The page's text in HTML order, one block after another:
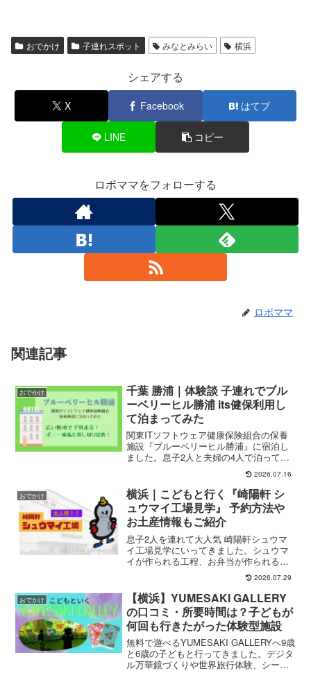
おでかけ 子連れスポット みなとみらい 横浜
シェアする
X Facebook はてブ
LINE コピー
ロボママをフォローする
ロボママ
関連記事
おでかけ
千葉 勝浦｜体験談 子連れでブル
ーベリーヒル勝浦 its健保利用し
て泊まってみた
関東ITソフトウェア健康保険組合の保養
施設『ブルーベリーヒル勝浦』に宿泊し
ました。息子2人と夫婦の4人で泊ってみ
た感想、どんなところなのか、子供には
どうなのか、ごはんはどうなのか、泊ま
ってみて分かった注意点など踏まえてレ
ポートします。
2026.07.16
おでかけ
横浜｜こどもと行く『崎陽軒 シ
ュウマイ工場見学』 予約方法や
お土産情報もご紹介
息子2人を連れて大人気 崎陽軒シュウマ
イ工場見学にいってきました。シュウマ
イが作られる工程、お弁当が作られる工
程、歴代ひょうちゃんを見学。どのよう
なところなのか、どのようなお土産があ
るのか、どのように予約するのかなどを
レポートします。
2026.07.29
おでかけ
【横浜】YUMESAKI GALLERY
の口コミ・所要時間は？子どもが
何回も行きたがった体験型施設
無料で遊べるYUMESAKI GALLERYへ9歳
と6歳の子どもと行ってきました。デジタ
ル万華鏡づくりや世界旅行体験、シール